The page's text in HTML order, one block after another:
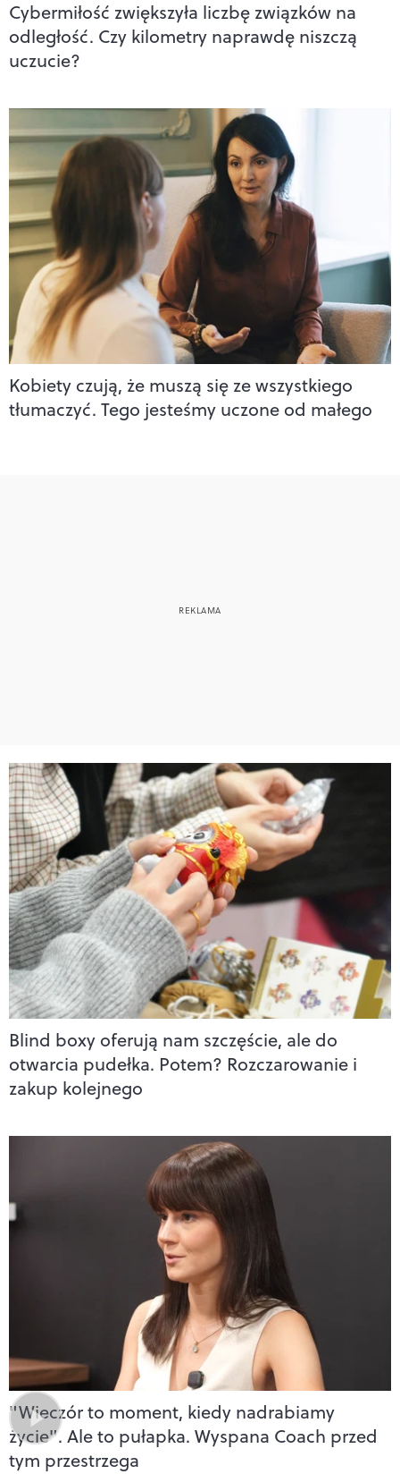
Cybermiłość zwiększyła liczbę związków na
odległość. Czy kilometry naprawdę niszczą
uczucie?
Kobiety czują, że muszą się ze wszystkiego
tłumaczyć. Tego jesteśmy uczone od małego
Blind boxy oferują nam szczęście, ale do
otwarcia pudełka. Potem? Rozczarowanie i
zakup kolejnego
"Wieczór to moment, kiedy nadrabiamy
życie". Ale to pułapka. Wyspana Coach przed
tym przestrzega